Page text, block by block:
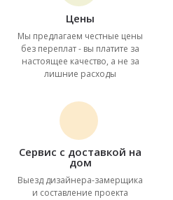
Цены
Мы предлагаем честные цены
без переплат - вы платите за
настоящее качество, а не за
лишние расходы
Сервис с доставкой на
дом
Выезд дизайнера-замерщика
и составление проекта